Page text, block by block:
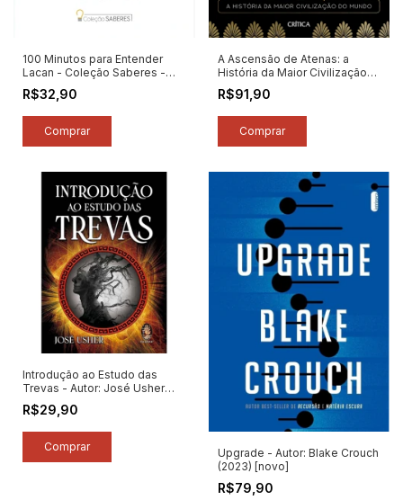
100 Minutos para Entender
Lacan - Coleção Saberes -
Autor: Astral Cultural (2025)
[novo]
R$32,90
A Ascensão de Atenas: a
História da Maior Civilização
do Mundo - Autor: Anthony
Everitt (2023) [novo]
R$91,90
Introdução ao Estudo das
Trevas - Autor: José Usher
(2023) [novo]
R$29,90
Upgrade - Autor: Blake Crouch
(2023) [novo]
R$79,90